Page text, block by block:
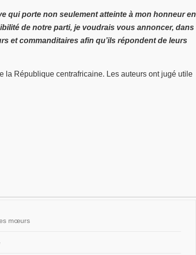
qui porte non seulement atteinte à mon honneur en
de notre parti, je voudrais vous annoncer, dans
et commanditaires afin qu’ils répondent de leurs
la République centrafricaine. Les auteurs ont jugé utile
mœurs